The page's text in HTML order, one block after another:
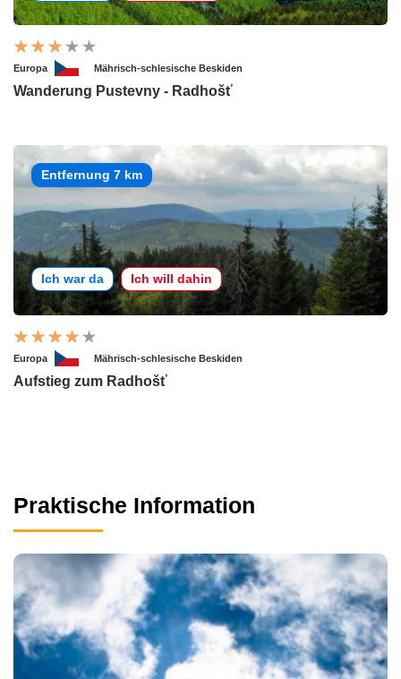
Europa Mährisch-schlesische Beskiden
Wanderung Pustevny - Radhošť
Entfernung 7 km
Ich war da Ich will dahin
Europa Mährisch-schlesische Beskiden
Aufstieg zum Radhošť
Praktische Information